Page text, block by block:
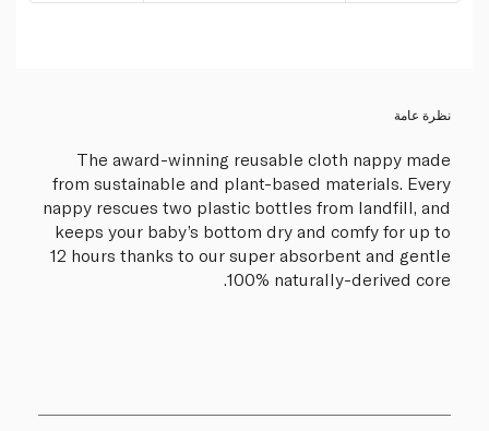
نظرة عامة
The award-winning reusable cloth nappy made
from sustainable and plant-based materials. Every
nappy rescues two plastic bottles from landfill, and
keeps your baby’s bottom dry and comfy for up to
12 hours thanks to our super absorbent and gentle
100% naturally-derived core.